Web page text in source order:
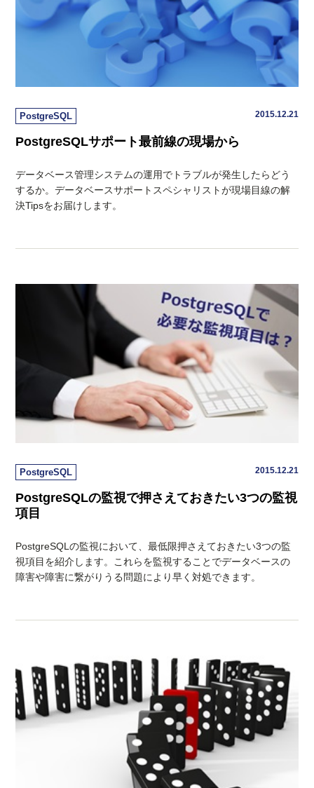
PostgreSQL 2015.12.21
PostgreSQLサポート最前線の現場から
データベース管理システムの運用でトラブルが発生したらどう
するか。データベースサポートスペシャリストが現場目線の解
決Tipsをお届けします。
PostgreSQL 2015.12.21
PostgreSQLの監視で押さえておきたい3つの監視
項目
PostgreSQLの監視において、最低限押さえておきたい3つの監
視項目を紹介します。これらを監視することでデータベースの
障害や障害に繋がりうる問題により早く対処できます。